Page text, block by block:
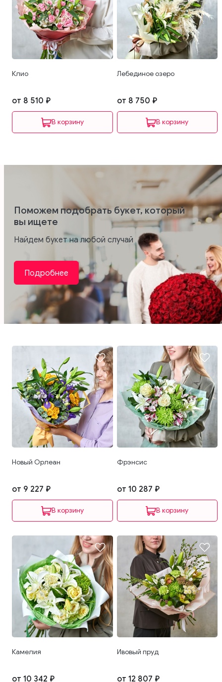
Клио
от 8 510 ₽
В корзину
Лебединое озеро
от 8 750 ₽
В корзину
Поможем подобрать букет, который
вы ищете
Найдем букет на любой случай
Подробнее
Новый Орлеан
от 9 227 ₽
В корзину
Фрэнсис
от 10 287 ₽
В корзину
Камелия
от 10 342 ₽
Ивовый пруд
от 12 807 ₽